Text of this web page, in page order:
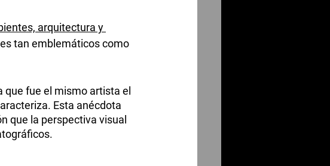
arquitectura y
tan emblemáticos como
que fue el mismo artista el
Esta anécdota
que la perspectiva visual